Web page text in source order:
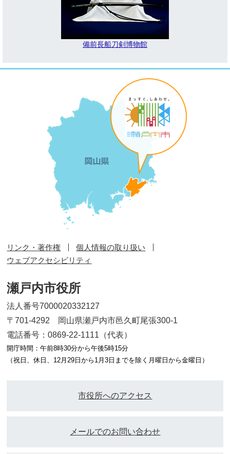
備前長船刀剣博物館
リンク・著作権
個人情報の取り扱い
ウェブアクセシビリティ
瀬戸内市役所
法人番号7000020332127
〒701-4292 岡山県瀬戸内市邑久町尾張300-1
電話番号：0869-22-1111（代表）
開庁時間：午前8時30分から午後5時15分
（祝日、休日、12月29日から1月3日までを除く月曜日から金曜日）
市役所へのアクセス
メールでのお問い合わせ